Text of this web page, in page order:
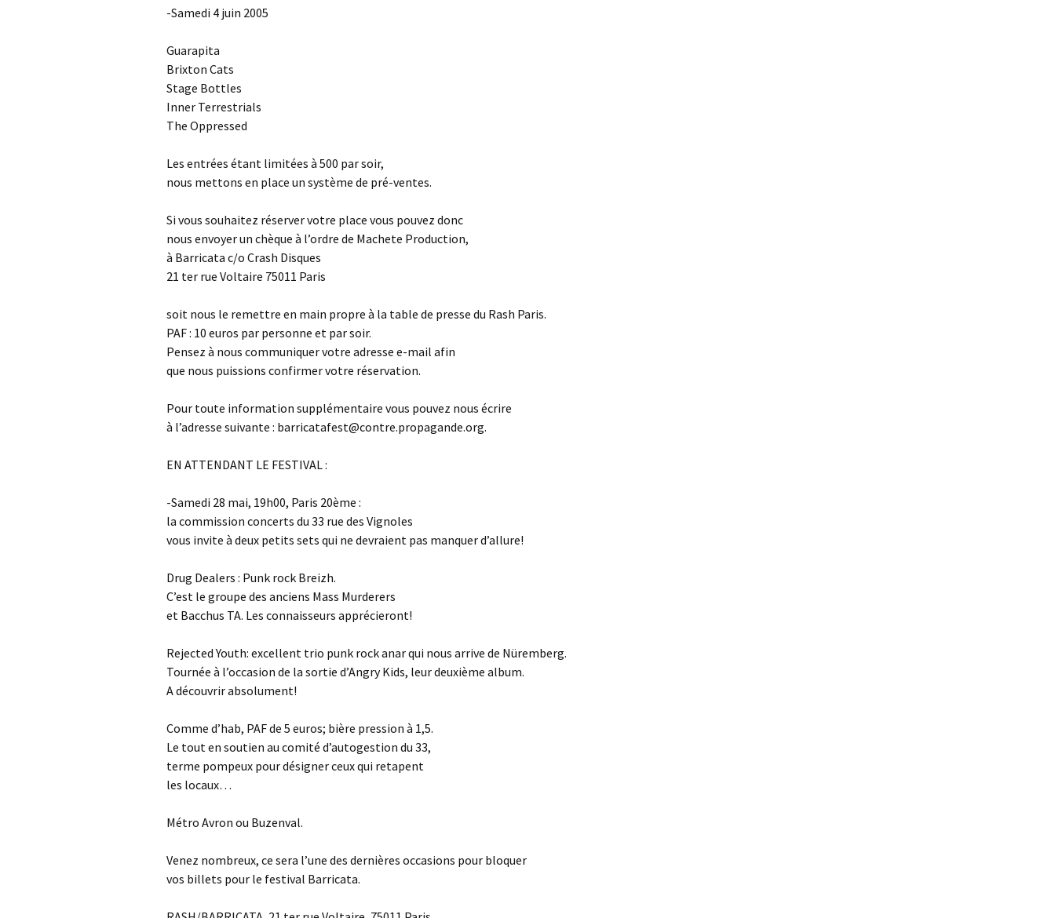
-Samedi 4 juin 2005
Guarapita
Brixton Cats
Stage Bottles
Inner Terrestrials
The Oppressed
Les entrées étant limitées à 500 par soir,
nous mettons en place un système de pré-ventes.
Si vous souhaitez réserver votre place vous pouvez donc
nous envoyer un chèque à l’ordre de Machete Production,
à Barricata c/o Crash Disques
21 ter rue Voltaire 75011 Paris
soit nous le remettre en main propre à la table de presse du Rash Paris.
PAF : 10 euros par personne et par soir.
Pensez à nous communiquer votre adresse e-mail afin
que nous puissions confirmer votre réservation.
Pour toute information supplémentaire vous pouvez nous écrire
à l’adresse suivante : barricatafest@contre.propagande.org.
EN ATTENDANT LE FESTIVAL :
-Samedi 28 mai, 19h00, Paris 20ème :
la commission concerts du 33 rue des Vignoles
vous invite à deux petits sets qui ne devraient pas manquer d’allure!
Drug Dealers : Punk rock Breizh.
C’est le groupe des anciens Mass Murderers
et Bacchus TA. Les connaisseurs apprécieront!
Rejected Youth: excellent trio punk rock anar qui nous arrive de Nüremberg.
Tournée à l’occasion de la sortie d’Angry Kids, leur deuxième album.
A découvrir absolument!
Comme d’hab, PAF de 5 euros; bière pression à 1,5.
Le tout en soutien au comité d’autogestion du 33,
terme pompeux pour désigner ceux qui retapent
les locaux…
Métro Avron ou Buzenval.
Venez nombreux, ce sera l’une des dernières occasions pour bloquer
vos billets pour le festival Barricata.